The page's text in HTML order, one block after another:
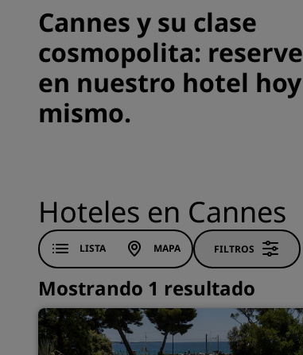
Cannes y su clase
cosmopolita: reserve
en nuestro hotel hoy
mismo.
Hoteles en Cannes
LISTA MAPA FILTROS
Mostrando 1 resultado